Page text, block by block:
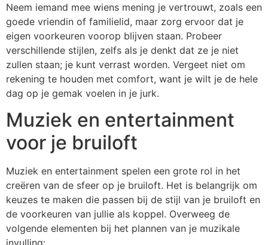
Neem iemand mee wiens mening je vertrouwt, zoals een
goede vriendin of familielid, maar zorg ervoor dat je
eigen voorkeuren voorop blijven staan. Probeer
verschillende stijlen, zelfs als je denkt dat ze je niet
zullen staan; je kunt verrast worden. Vergeet niet om
rekening te houden met comfort, want je wilt je de hele
dag op je gemak voelen in je jurk.
Muziek en entertainment
voor je bruiloft
Muziek en entertainment spelen een grote rol in het
creëren van de sfeer op je bruiloft. Het is belangrijk om
keuzes te maken die passen bij de stijl van je bruiloft en
de voorkeuren van jullie als koppel. Overweeg de
volgende elementen bij het plannen van je muzikale